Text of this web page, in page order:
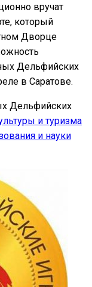
вручат
который
Дворце
Дельфийских
в Саратове.
Дельфийских
и туризма
и науки